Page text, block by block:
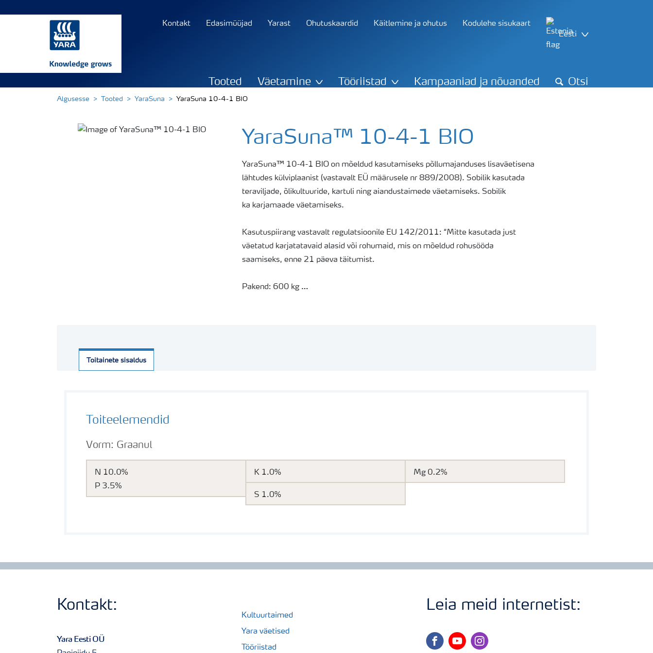
Kontakt Edasimüüjad Yarast Ohutuskaardid Käitlemine ja ohutus
Kodulehe sisukaart
Eesti
Tooted Väetamine Tööriistad Kampaaniad ja nõuanded Otsi
Algusesse Tooted YaraSuna YaraSuna 10-4-1 BIO
YaraSuna™ 10-4-1 BIO
YaraSuna™ 10-4-1 BIO on mõeldud kasutamiseks põllumajanduses lisaväetisena
lähtudes külviplaanist (vastavalt EÜ määrusele nr 889/2008). Sobilik kasutada
teraviljade, õlikultuuride, kartuli ning aiandustaimede väetamiseks. Sobilik
ka karjamaade väetamiseks.
Kasutuspiirang vastavalt regulatsioonile EU 142/2011: “Mitte kasutada just
väetatud karjatatavaid alasid või rohumaid, mis on mõeldud rohusööda
saamiseks, enne 21 päeva täitumist.
Pakend: 600 kg
Toitainete sisaldus
Toiteelemendid
N 10.0%
P 3.5%
K 1.0% Mg 0.2%
S 1.0%
Vorm: Graanul
Kontakt:
Yara Eesti OÜ
Kultuurtaimed
Yara väetised
Tööriistad
Leia meid internetist:
facebookyoutubeinstagram